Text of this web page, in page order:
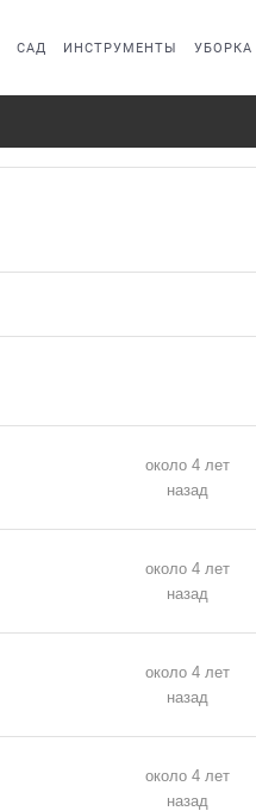
САД ИНСТРУМЕНТЫ УБОРКА
около 4 лет
назад
около 4 лет
назад
около 4 лет
назад
около 4 лет
назад